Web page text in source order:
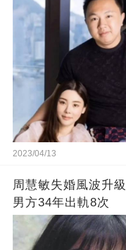
2023/04/13
周慧敏失婚風波升
男方34年出軌8次